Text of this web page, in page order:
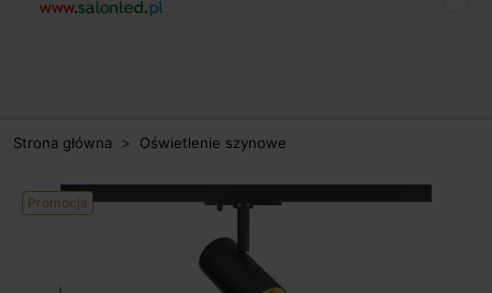
Strona główna Oświetlenie szynowe
Promocja